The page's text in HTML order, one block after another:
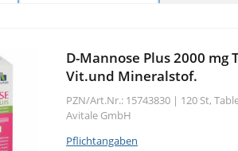
D-Mannose Plus 2000
Vit.und Mineralstof.
PZN/Art.Nr.: 15743830 | 120 St,
Avitale GmbH
Pflichtangaben